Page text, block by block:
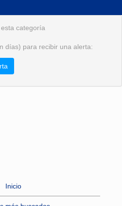
categoría
días) para recibir una alerta:
Inicio